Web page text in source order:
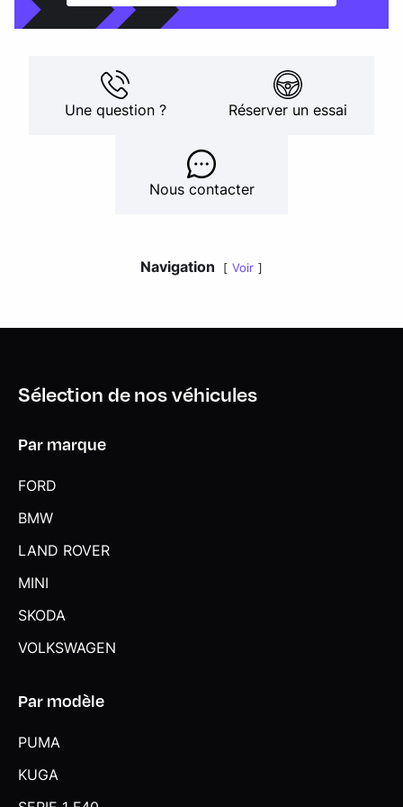
Une question ? Réserver un essai
Nous contacter
Navigation Voir
Sélection de nos véhicules
Par marque
FORD
BMW
LAND ROVER
MINI
SKODA
VOLKSWAGEN
Par modèle
PUMA
KUGA